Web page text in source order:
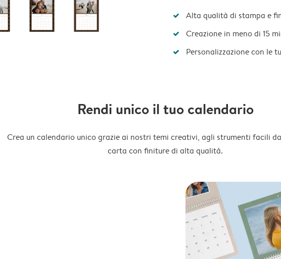
Alta qualità di stampa e
Creazione in meno di 15
Personalizzazione con le
Rendi unico il tuo calendario
Crea un calendario unico grazie ai nostri temi creativi, agli strumenti facili
carta con finiture di alta qualità.